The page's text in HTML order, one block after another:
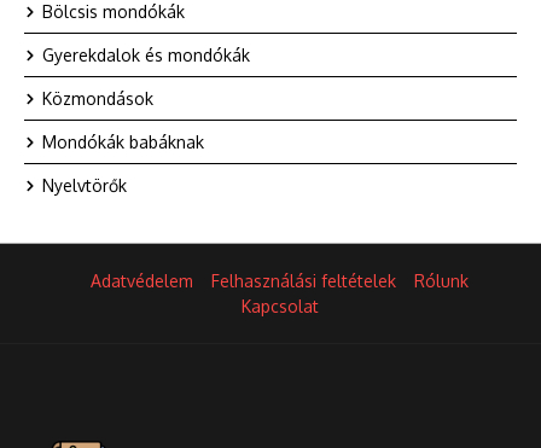
Bölcsis mondókák
Gyerekdalok és mondókák
Közmondások
Mondókák babáknak
Nyelvtörők
Adatvédelem Felhasználási feltételek
Rólunk
Kapcsolat